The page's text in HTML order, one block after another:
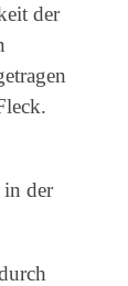
der
in der